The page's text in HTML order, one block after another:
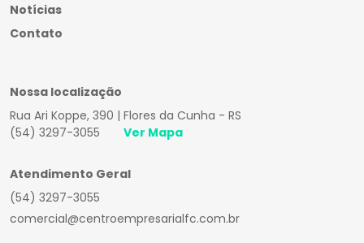
Notícias
Contato
Nossa localização
Rua Ari Koppe, 390 | Flores da Cunha - RS
(54) 3297-3055
Ver Mapa
Atendimento Geral
(54) 3297-3055
comercial@centroempresarialfc.com.br